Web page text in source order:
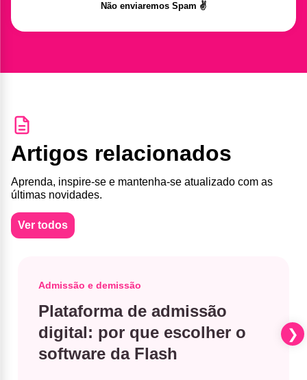
Não enviaremos Spam ✌️
Artigos relacionados
Aprenda, inspire-se e mantenha-se atualizado com as
últimas novidades.
Ver todos
Admissão e demissão
Plataforma de admissão
digital: por que escolher o
software da Flash